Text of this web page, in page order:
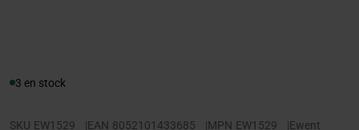
3 en stock
SKU EW1529 |EAN 8052101433685 |MPN EW1529 |Ewent